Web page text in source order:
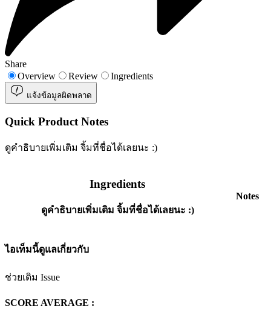
Share
Overview
Review Ingredients
แจ้งข้อมูลผิดพลาด
Quick Product Notes
ดูคำธิบายเพิ่มเติม จิ้มที่ชื่อได้เลยนะ :)
Ingredients
ดูคำธิบายเพิ่มเติม จิ้มที่ชื่อได้เลยนะ :)
Notes
ไอเท็มนี้ดูแลเกี่ยวกับ
ช่วยเติม Issue
SCORE AVERAGE :